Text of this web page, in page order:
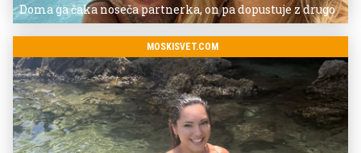
Doma ga čaka noseča partnerka, on pa dopustuje z drugo
MOSKISVET.COM